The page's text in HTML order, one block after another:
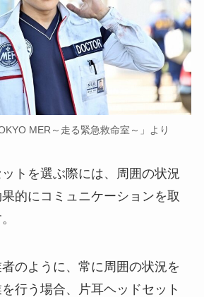
MER～走る緊急救命室～」より
トを選ぶ際には、周囲の状況
的にコミュニケーションを取
のように、常に周囲の状況を
行う場合、片耳ヘッドセット